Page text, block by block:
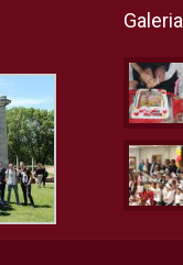
Galeria